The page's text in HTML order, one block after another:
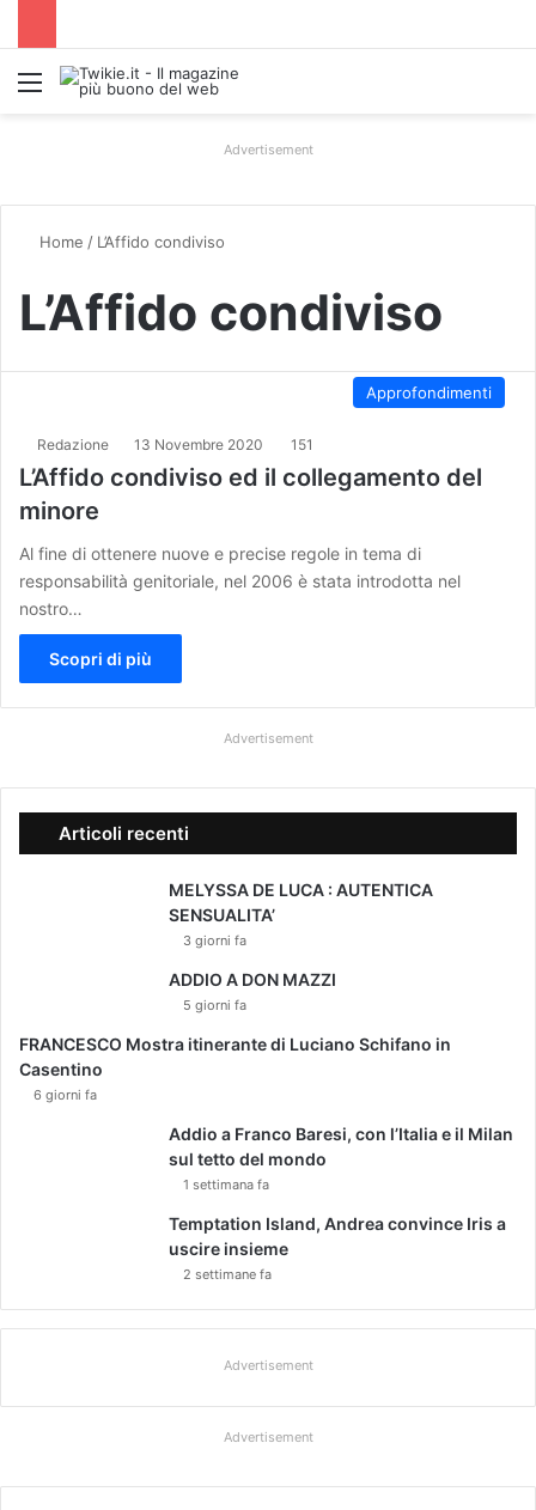
Menu
Advertisement
Home / L’Affido condiviso
L’Affido condiviso
Approfondimenti
Redazione 13 Novembre 2020 151
L’Affido condiviso ed il collegamento del
minore
Al fine di ottenere nuove e precise regole in tema di
responsabilità genitoriale, nel 2006 è stata introdotta nel
nostro…
Scopri di più
Advertisement
Articoli recenti
MELYSSA DE LUCA : AUTENTICA
SENSUALITA’
3 giorni fa
ADDIO A DON MAZZI
5 giorni fa
FRANCESCO Mostra itinerante di Luciano Schifano in
Casentino
6 giorni fa
Addio a Franco Baresi, con l’Italia e il Milan
sul tetto del mondo
1 settimana fa
Temptation Island, Andrea convince Iris a
uscire insieme
2 settimane fa
Advertisement
Advertisement